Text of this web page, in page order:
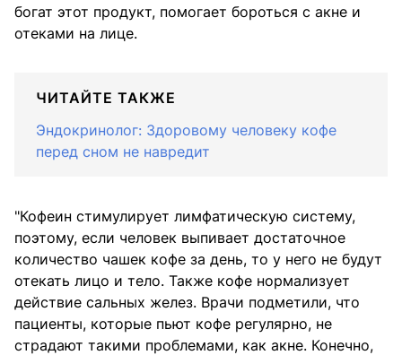
богат этот продукт, помогает бороться с акне и
отеками на лице.
ЧИТАЙТЕ ТАКЖЕ
Эндокринолог: Здоровому человеку кофе
перед сном не навредит
"Кофеин стимулирует лимфатическую систему,
поэтому, если человек выпивает достаточное
количество чашек кофе за день, то у него не будут
отекать лицо и тело. Также кофе нормализует
действие сальных желез. Врачи подметили, что
пациенты, которые пьют кофе регулярно, не
страдают такими проблемами, как акне. Конечно,